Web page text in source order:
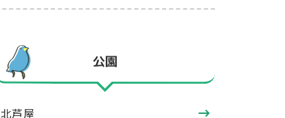
公園
北芦屋